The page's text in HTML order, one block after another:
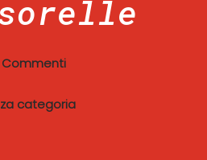
Commenti
categoria